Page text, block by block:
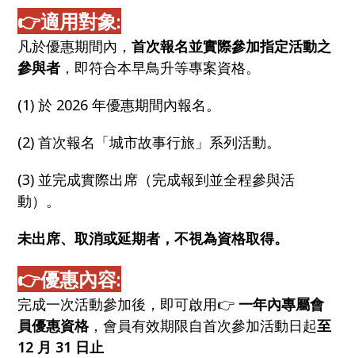
👉適用對象:
凡於優惠期間內，首次報名並實際參加指定活動之
參與者 ，即符合本早鳥升等專案資格。
(1) 於 2026 年優惠期間內報名。
(2) 首次報名「城市故事行旅」系列活動。
(3) 並完成實際出席（完成報到並全程參與活
動）。
未出席、取消或延期者，不視為資格取得。
👉優惠內容:
完成一次活動參加後，即可啟用👉一年內專屬會
員優惠資格，會員有效期限自首次參加活動日起至
12 月 31 日止